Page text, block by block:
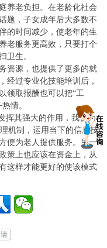
养老负担。在老龄化社会
题，子女成年后大多数不
的时间减少，使老年的生
老服务更高效，只要打个
卫生。
资源，也提供了更多的就
经过专业化技能培训后，
领取报酬也可以把“工
情。
挥其强大的作用，我认为
机制，运用当下的信息技
便为老人提供服务。另一
策上也应该在资金上，从
这样才能更好的使该模式